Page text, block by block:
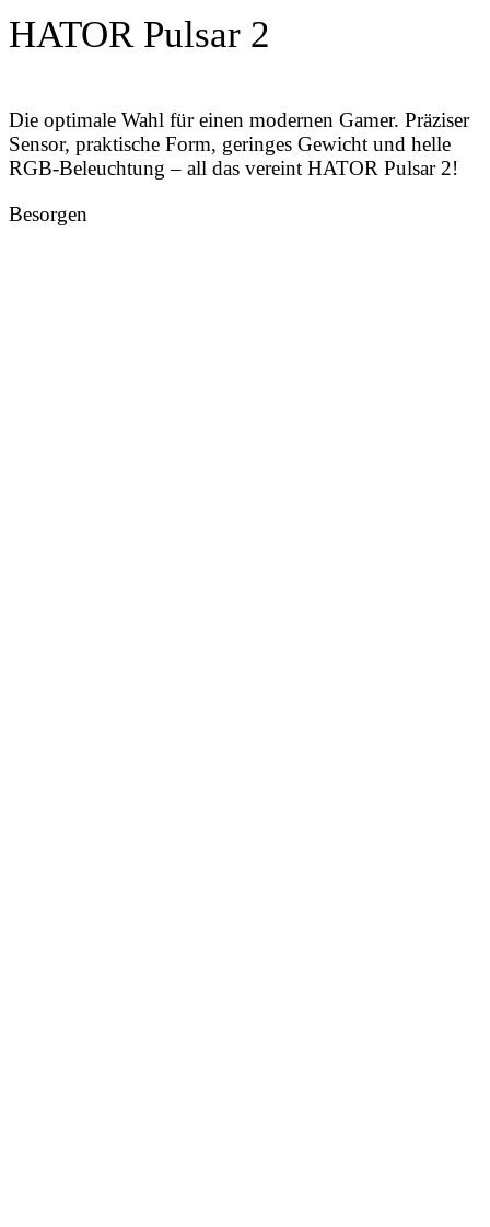
HATOR Pulsar 2
Die optimale Wahl für einen modernen Gamer. Präziser
Sensor, praktische Form, geringes Gewicht und helle
RGB-Beleuchtung – all das vereint HATOR Pulsar 2!
Besorgen